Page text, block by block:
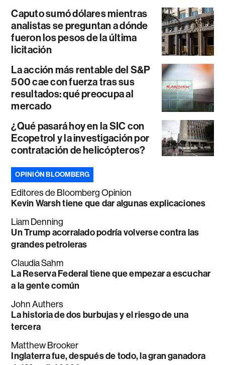
Caputo sumó dólares mientras
analistas se preguntan a dónde
fueron los pesos de la última
licitación
La acción más rentable del S&P
500 cae con fuerza tras sus
resultados: qué preocupa al
mercado
¿Qué pasará hoy en la SIC con
Ecopetrol y la investigación por
contratación de helicópteros?
OPINIÓN BLOOMBERG
Editores de Bloomberg Opinion
Kevin Warsh tiene que dar algunas explicaciones
Liam Denning
Un Trump acorralado podría volverse contra las
grandes petroleras
Claudia Sahm
La Reserva Federal tiene que empezar a escuchar
a la gente común
John Authers
La historia de dos burbujas y el riesgo de una
tercera
Matthew Brooker
Inglaterra fue, después de todo, la gran ganadora